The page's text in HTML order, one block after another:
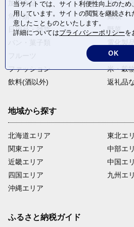
加工食品
旅行・
魚介類
麺類
日用品・雑貨
野菜
卵・乳
ファッション
米・穀
飲料(酒以外)
返礼品
地域から探す
北海道エリア
関東エリア
近畿エリア
四国エリア
沖縄エリア
東北エ
中部エ
中国エ
九州エ
ふるさと納税ガイド
当サイトでは、サイト利便性向上のた
用しています。サイトの閲覧を継続され
意したことものといたします。
詳細についてはプライバシーポリシーを
OK